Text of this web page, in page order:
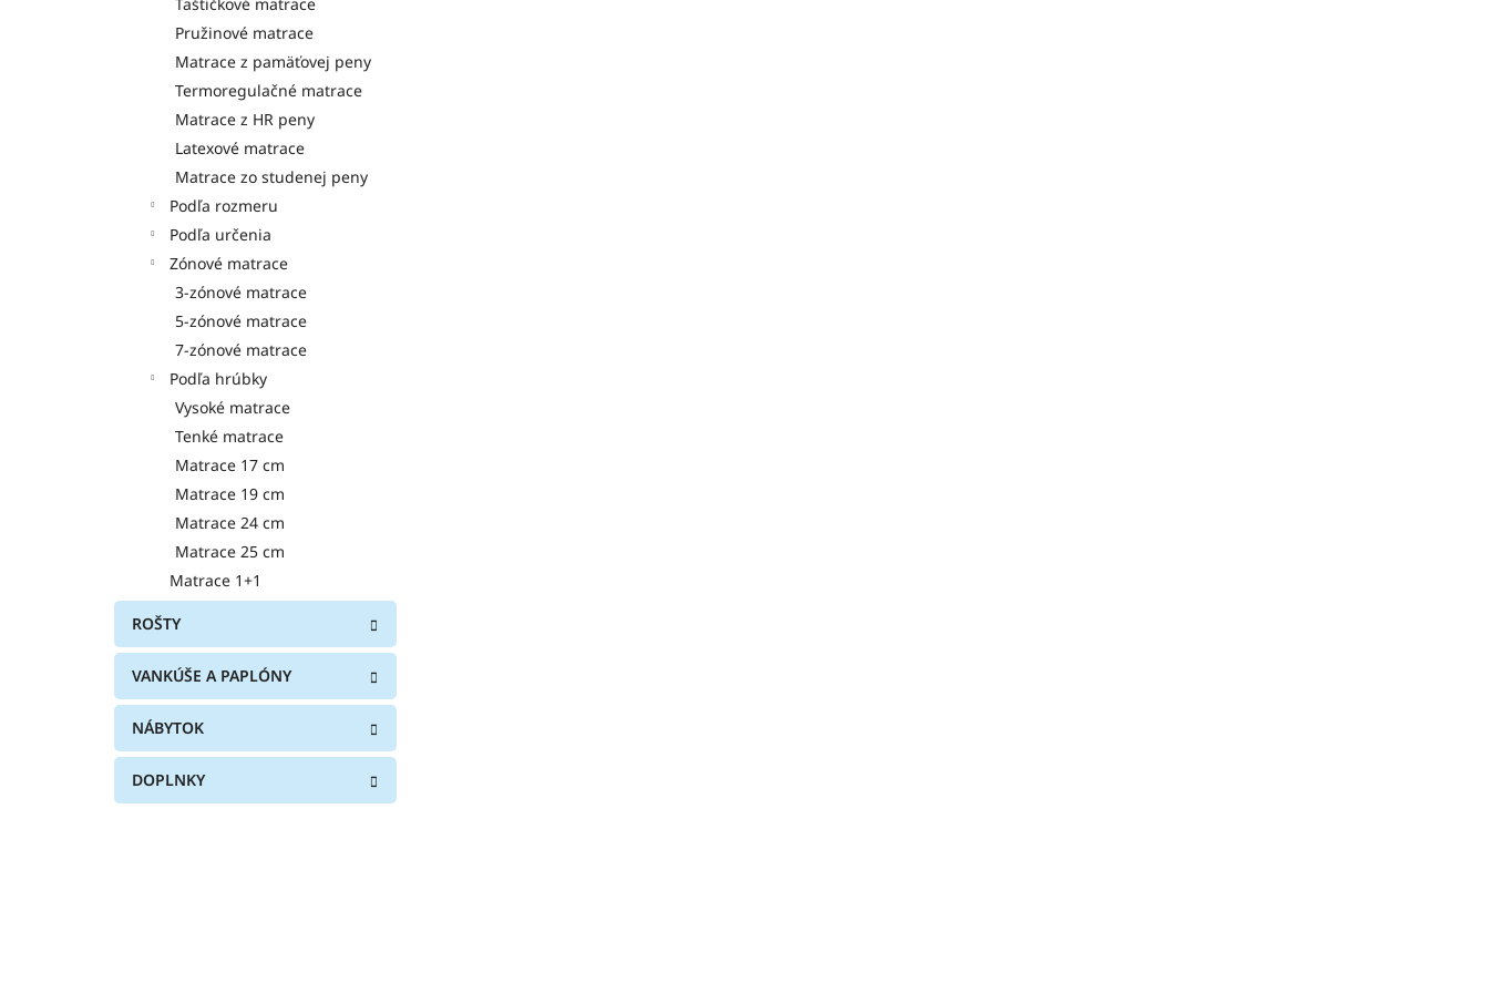
Taštičkové matrace
Pružinové matrace
Matrace z pamäťovej peny
Termoregulačné matrace
Matrace z HR peny
Latexové matrace
Matrace zo studenej peny
Podľa rozmeru
Podľa určenia
Zónové matrace
3-zónové matrace
5-zónové matrace
7-zónové matrace
Podľa hrúbky
Vysoké matrace
Tenké matrace
Matrace 17 cm
Matrace 19 cm
Matrace 24 cm
Matrace 25 cm
Matrace 1+1
ROŠTY
VANKÚŠE A PAPLÓNY
NÁBYTOK
DOPLNKY